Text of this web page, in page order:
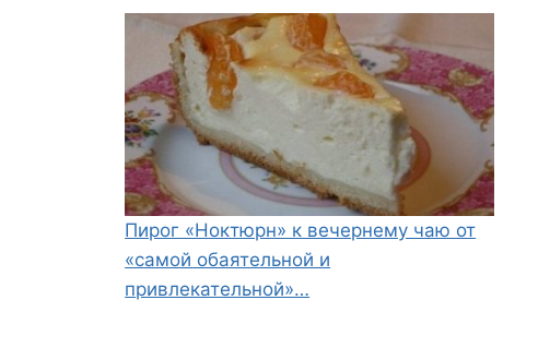
Пирог «Ноктюрн» к вечернему чаю от
«самой обаятельной и
привлекательной»…